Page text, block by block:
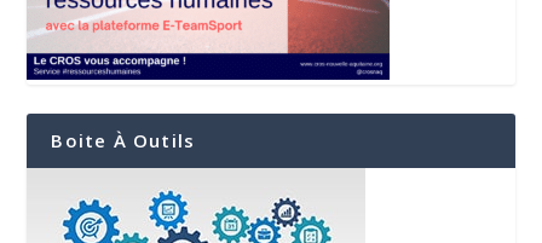
Boite À Outils